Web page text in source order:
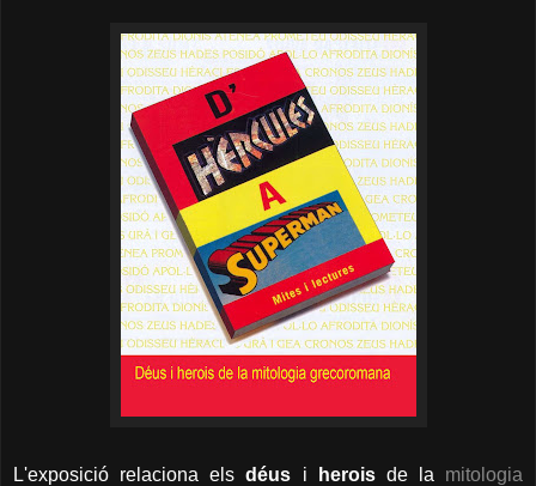
L'exposició relaciona elsdéus i herois de la mitologia